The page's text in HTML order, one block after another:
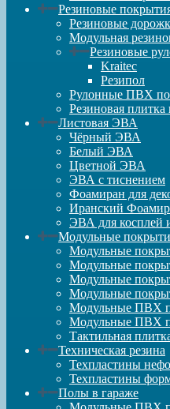
Резиновые
Резиновые
Модульная
Резиновые
Kraitec
Резипол
Рулонные ПВХ
Резиновая
Листовая ЭВА
Чёрный ЭВА
Белый ЭВА
Цветной ЭВА
ЭВА с тиснением
Фоамиран для
Иранский
ЭВА для косплей
Модульные
Модульные
Модульные
Модульные
Модульные
Модульные ПВХ
Модульные ПВХ
Тактильная
Техническая резина
Техпластины
Техпластины
Полы в гараже